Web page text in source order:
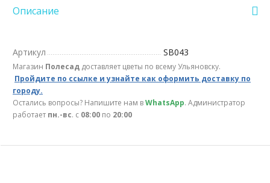
Описание
Артикул SB043
Магазин Полесад доставляет цветы по всему Ульяновску.
Пройдите по ссылке и узнайте как оформить доставку по
городу.
Остались вопросы? Напишите нам вWhatsApp. Администратор
работает пн.-вс. с 08:00 по 20:00